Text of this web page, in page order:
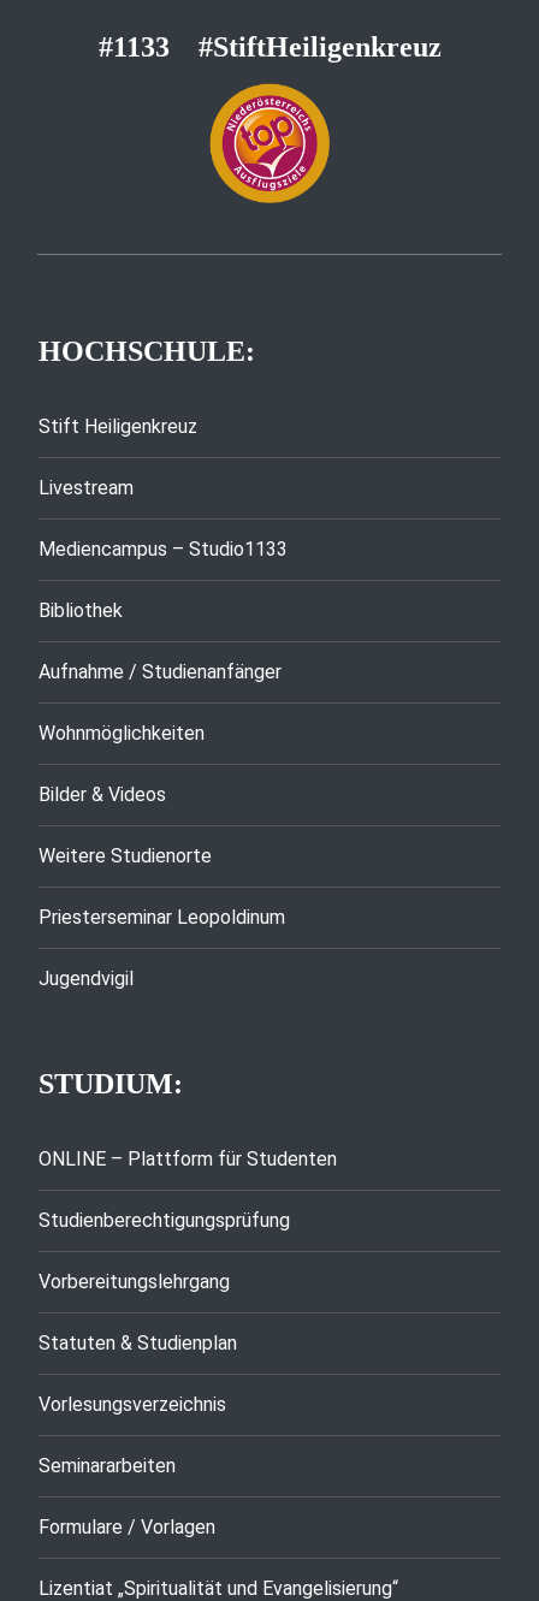
#1133 #StiftHeiligenkreuz
HOCHSCHULE:
Stift Heiligenkreuz
Livestream
Mediencampus – Studio1133
Bibliothek
Aufnahme / Studienanfänger
Wohnmöglichkeiten
Bilder & Videos
Weitere Studienorte
Priesterseminar Leopoldinum
Jugendvigil
STUDIUM:
ONLINE – Plattform für Studenten
Studienberechtigungsprüfung
Vorbereitungslehrgang
Statuten & Studienplan
Vorlesungsverzeichnis
Seminararbeiten
Formulare / Vorlagen
Lizentiat „Spiritualität und Evangelisierung“